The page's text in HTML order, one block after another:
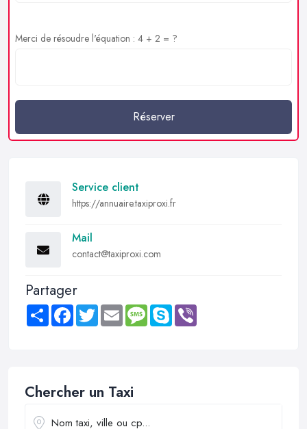
Merci de résoudre l'équation : 4 + 2 = ?
Réserver
Service client
https://annuaire.taxiproxi.fr
Mail
contact@taxiproxi.com
Partager
Share FacebookTwitter Email MessageSkype
Chercher un Taxi